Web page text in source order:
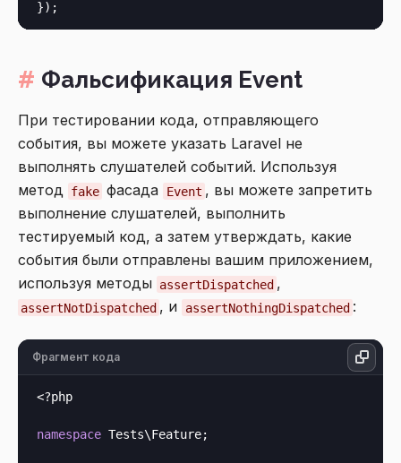
Фальсификация Event
При тестировании кода, отправляющего
события, вы можете указать Laravel не
выполнять слушателей событий. Используя
метод fake фасада Event , вы можете запретить
выполнение слушателей, выполнить
тестируемый код, а затем утверждать, какие
события были отправлены вашим приложением,
используя методы assertDispatched ,
assertNotDispatched , и assertNothingDispatched :
Фрагмент кода
<?php
namespace Tests\Feature;